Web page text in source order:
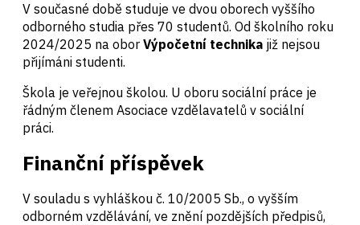
V současné době studuje ve dvou oborech vyššího
odborného studia přes 70 studentů. Od školního roku
2024/2025 na obor Výpočetní technika již nejsou
přijímáni studenti.
Škola je veřejnou školou. U oboru sociální práce je
řádným členem Asociace vzdělavatelů v sociální
práci.
Finanční příspěvek
V souladu s vyhláškou č. 10/2005 Sb., o vyšším
odborném vzdělávání, ve znění pozdějších předpisů,